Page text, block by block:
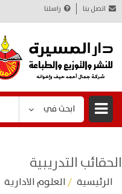
اتصل بنا راسلنا
ابحث في
الحقائب التدريبية
الرئيسية /العلوم الادارية